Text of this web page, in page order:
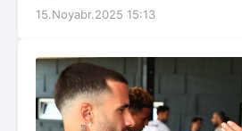
15.Noyabr.2025 15:13